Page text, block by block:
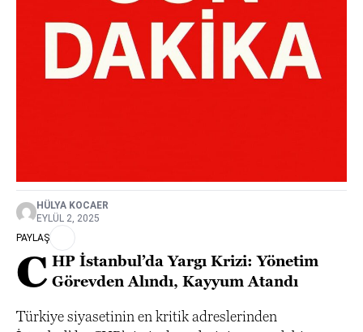
HÜLYA KOCAER
EYLÜL 2, 2025
PAYLAŞ
C HP İstanbul’da Yargı Krizi: Yönetim
Görevden Alındı, Kayyum Atandı
Türkiye siyasetinin en kritik adreslerinden